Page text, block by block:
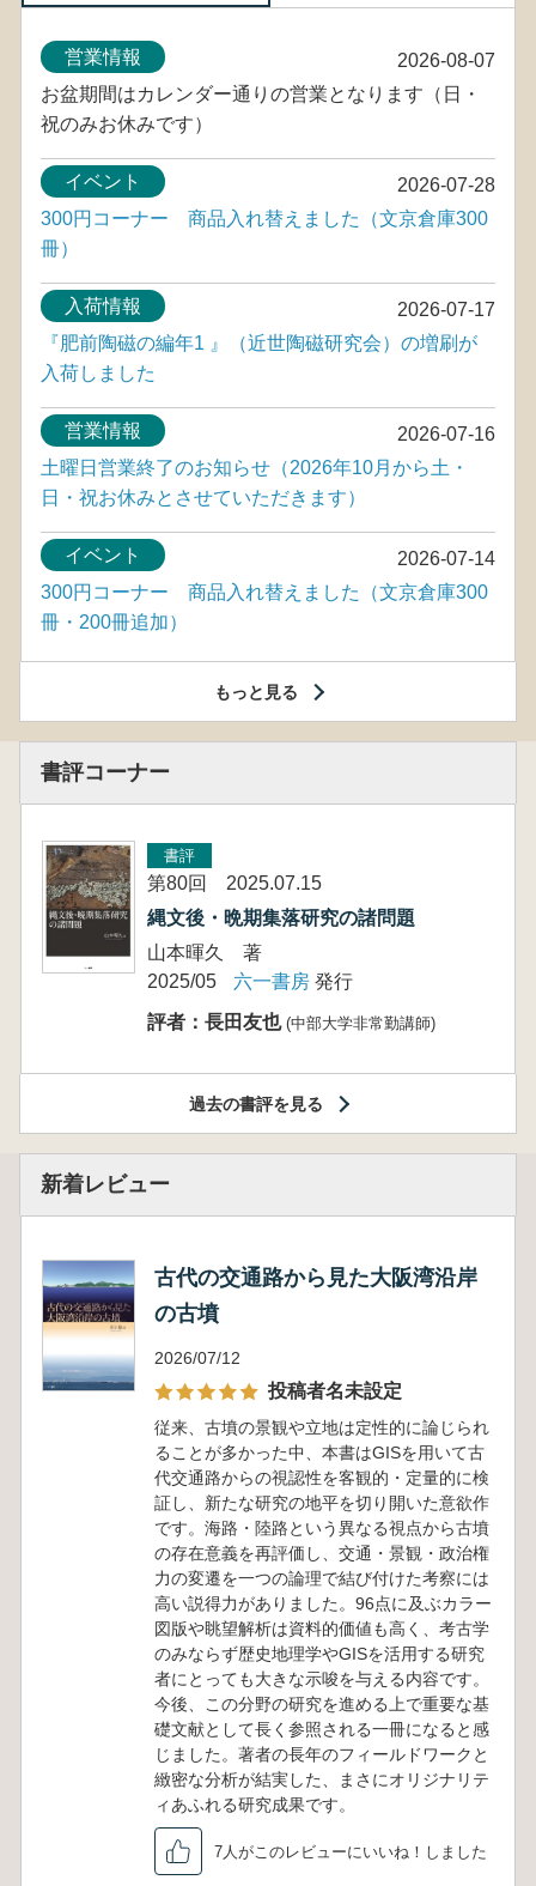
2026-08-07
営業情報
お盆期間はカレンダー通りの営業となります（日・
祝のみお休みです）
2026-07-28
イベント
300円コーナー 商品入れ替えました（文京倉庫300
冊）
2026-07-17
入荷情報
『肥前陶磁の編年1 』（近世陶磁研究会）の増刷が
入荷しました
2026-07-16
営業情報
土曜日営業終了のお知らせ（2026年10月から土・
日・祝お休みとさせていただきます）
2026-07-14
イベント
300円コーナー 商品入れ替えました（文京倉庫300
冊・200冊追加）
もっと見る
書評コーナー
書評
第80回 2025.07.15
縄文後・晩期集落研究の諸問題
山本暉久 著
2025/05
六一書房 発行
評者：長田友也 (中部大学非常勤講師)
過去の書評を見る
新着レビュー
古代の交通路から見た大阪湾沿岸
の古墳
2026/07/12
投稿者名未設定
従来、古墳の景観や立地は定性的に論じられ
ることが多かった中、本書はGISを用いて古
代交通路からの視認性を客観的・定量的に検
証し、新たな研究の地平を切り開いた意欲作
です。海路・陸路という異なる視点から古墳
の存在意義を再評価し、交通・景観・政治権
力の変遷を一つの論理で結び付けた考察には
高い説得力がありました。96点に及ぶカラー
図版や眺望解析は資料的価値も高く、考古学
のみならず歴史地理学やGISを活用する研究
者にとっても大きな示唆を与える内容です。
今後、この分野の研究を進める上で重要な基
礎文献として長く参照される一冊になると感
じました。著者の長年のフィールドワークと
緻密な分析が結実した、まさにオリジナリテ
ィあふれる研究成果です。
7人がこのレビューにいいね！しました